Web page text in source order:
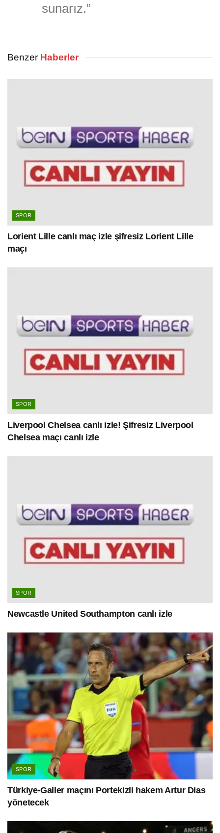
sunarız.”
Benzer Haberler
SPOR
Lorient Lille canlı maç izle şifresiz Lorient Lille
maçı
SPOR
Liverpool Chelsea canlı izle! Şifresiz Liverpool
Chelsea maçı canlı izle
SPOR
Newcastle United Southampton canlı izle
SPOR
Türkiye-Galler maçını Portekizli hakem Artur Dias
yönetecek